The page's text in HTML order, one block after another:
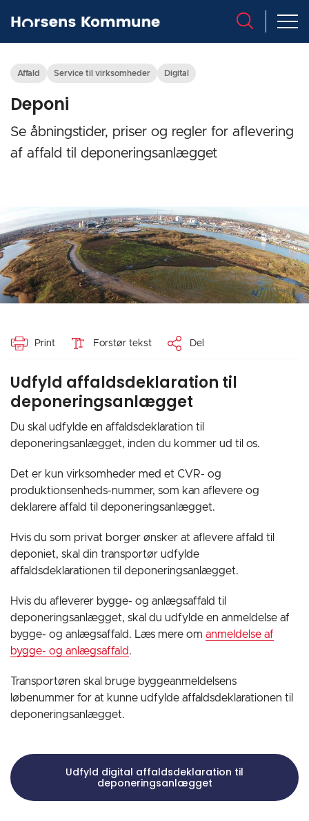
Affald Service til virksomheder Digital
Deponi
Se åbningstider, priser og regler for aflevering
af affald til deponeringsanlægget
Print Forstør tekst Del
Udfyld affaldsdeklaration til
deponeringsanlægget
Du skal udfylde en affaldsdeklaration til
deponeringsanlægget, inden du kommer ud til os.
Det er kun virksomheder med et CVR- og
produktionsenheds-nummer, som kan aflevere og
deklarere affald til deponeringsanlægget.
Hvis du som privat borger ønsker at aflevere affald til
deponiet, skal din transportør udfylde
affaldsdeklarationen til deponeringsanlægget.
Hvis du afleverer bygge- og anlægsaffald til
deponeringsanlægget, skal du udfylde en anmeldelse af
bygge- og anlægsaffald. Læs mere om anmeldelse af
bygge- og anlægsaffald.
Transportøren skal bruge byggeanmeldelsens
løbenummer for at kunne udfylde affaldsdeklarationen til
deponeringsanlægget.
Udfyld digital affaldsdeklaration til
deponeringsanlægget